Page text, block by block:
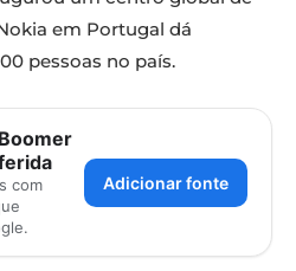
em Portugal dá
pessoas no país.
com
Adicionar fonte